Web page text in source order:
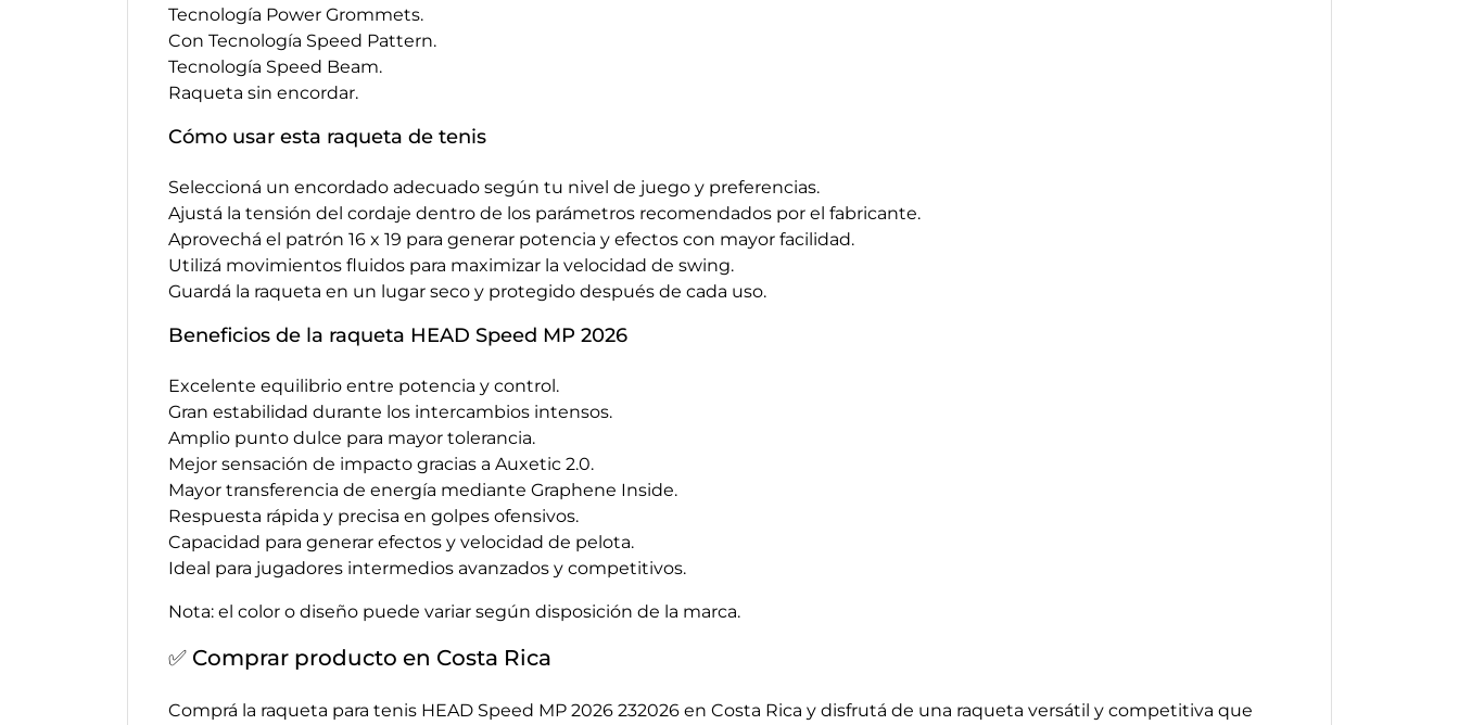
Tecnología Power Grommets.
Con Tecnología Speed Pattern.
Tecnología Speed Beam.
Raqueta sin encordar.
Cómo usar esta raqueta de tenis
Seleccioná un encordado adecuado según tu nivel de juego y preferencias.
Ajustá la tensión del cordaje dentro de los parámetros recomendados por el fabricante.
Aprovechá el patrón 16 x 19 para generar potencia y efectos con mayor facilidad.
Utilizá movimientos fluidos para maximizar la velocidad de swing.
Guardá la raqueta en un lugar seco y protegido después de cada uso.
Beneficios de la raqueta HEAD Speed MP 2026
Excelente equilibrio entre potencia y control.
Gran estabilidad durante los intercambios intensos.
Amplio punto dulce para mayor tolerancia.
Mejor sensación de impacto gracias a Auxetic 2.0.
Mayor transferencia de energía mediante Graphene Inside.
Respuesta rápida y precisa en golpes ofensivos.
Capacidad para generar efectos y velocidad de pelota.
Ideal para jugadores intermedios avanzados y competitivos.
Nota: el color o diseño puede variar según disposición de la marca.
✅ Comprar producto en Costa Rica
Comprá la raqueta para tenis HEAD Speed MP 2026 232026 en Costa Rica y disfrutá de una raqueta versátil y competitiva que